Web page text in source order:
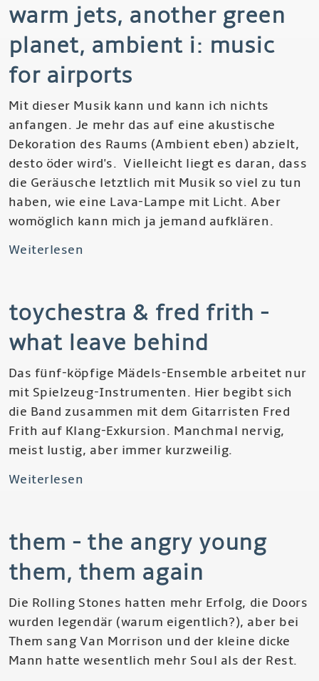
So
Confused
warm jets, another green
planet, ambient i: music
for airports
Mit dieser Musik kann und kann ich nichts
anfangen. Je mehr das auf eine akustische
Dekoration des Raums (Ambient eben) abzielt,
desto öder wird's. Vielleicht liegt es daran, dass
die Geräusche letztlich mit Musik so viel zu tun
haben, wie eine Lava-Lampe mit Licht. Aber
womöglich kann mich ja jemand aufklären.
Weiterlesen
-
Come
The
Warm
Jets,
Another
Green
For
toychestra & fred frith -
what leave behind
Das fünf-köpfige Mädels-Ensemble arbeitet nur
mit Spielzeug-Instrumenten. Hier begibt sich
die Band zusammen mit dem Gitarristen Fred
Frith auf Klang-Exkursion. Manchmal nervig,
meist lustig, aber immer kurzweilig.
Weiterlesen
Fred
-
What
Leave
Behind
them - the angry young
them, them again
Die Rolling Stones hatten mehr Erfolg, die Doors
wurden legendär (warum eigentlich?), aber bei
Them sang Van Morrison und der kleine dicke
Mann hatte wesentlich mehr Soul als der Rest.